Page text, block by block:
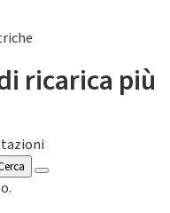
ricarica più